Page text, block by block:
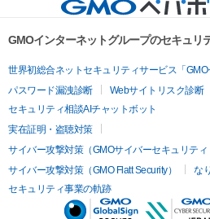
GMOインターネットグループのセキュリ
世界初総合ネットセキュリティサービス「GMO
パスワード漏洩診断
Webサイトリスク診断
セキュリティ相談AIチャットボット
実在証明・盗聴対策
サイバー攻撃対策（GMOサイバーセキュリティ
サイバー攻撃対策（GMO Flatt Security）
な
セキュリティ事業の軌跡